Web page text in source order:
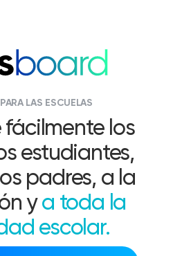
LAS ESCUELAS
los
estudiantes,
padres, a la
ya toda la
escolar.